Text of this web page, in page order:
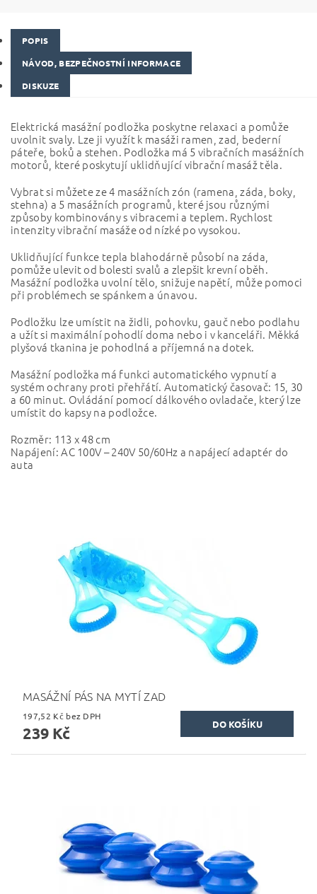
POPIS
NÁVOD, BEZPEČNOSTNÍ INFORMACE
DISKUZE
Elektrická masážní podložka poskytne relaxaci a pomůže
uvolnit svaly. Lze ji využít k masáži ramen, zad, bederní
páteře, boků a stehen. Podložka má 5 vibračních masážních
motorů, které poskytují uklidňující vibrační masáž těla.
Vybrat si můžete ze 4 masážních zón (ramena, záda, boky,
stehna) a 5 masážních programů, které jsou různými
způsoby kombinovány s vibracemi a teplem. Rychlost
intenzity vibrační masáže od nízké po vysokou.
Uklidňující funkce tepla blahodárně působí na záda,
pomůže ulevit od bolesti svalů a zlepšit krevní oběh.
Masážní podložka uvolní tělo, snižuje napětí, může pomoci
při problémech se spánkem a únavou.
Podložku lze umístit na židli, pohovku, gauč nebo podlahu
a užít si maximální pohodlí doma nebo i v kanceláři. Měkká
plyšová tkanina je pohodlná a příjemná na dotek.
Masážní podložka má funkci automatického vypnutí a
systém ochrany proti přehřátí. Automatický časovač: 15, 30
a 60 minut. Ovládání pomocí dálkového ovladače, který lze
umístit do kapsy na podložce.
Rozměr: 113 x 48 cm
Napájení: AC 100V – 240V 50/60Hz a napájecí adaptér do
auta
MASÁŽNÍ PÁS NA MYTÍ ZAD
197,52 Kč bez DPH
239 Kč